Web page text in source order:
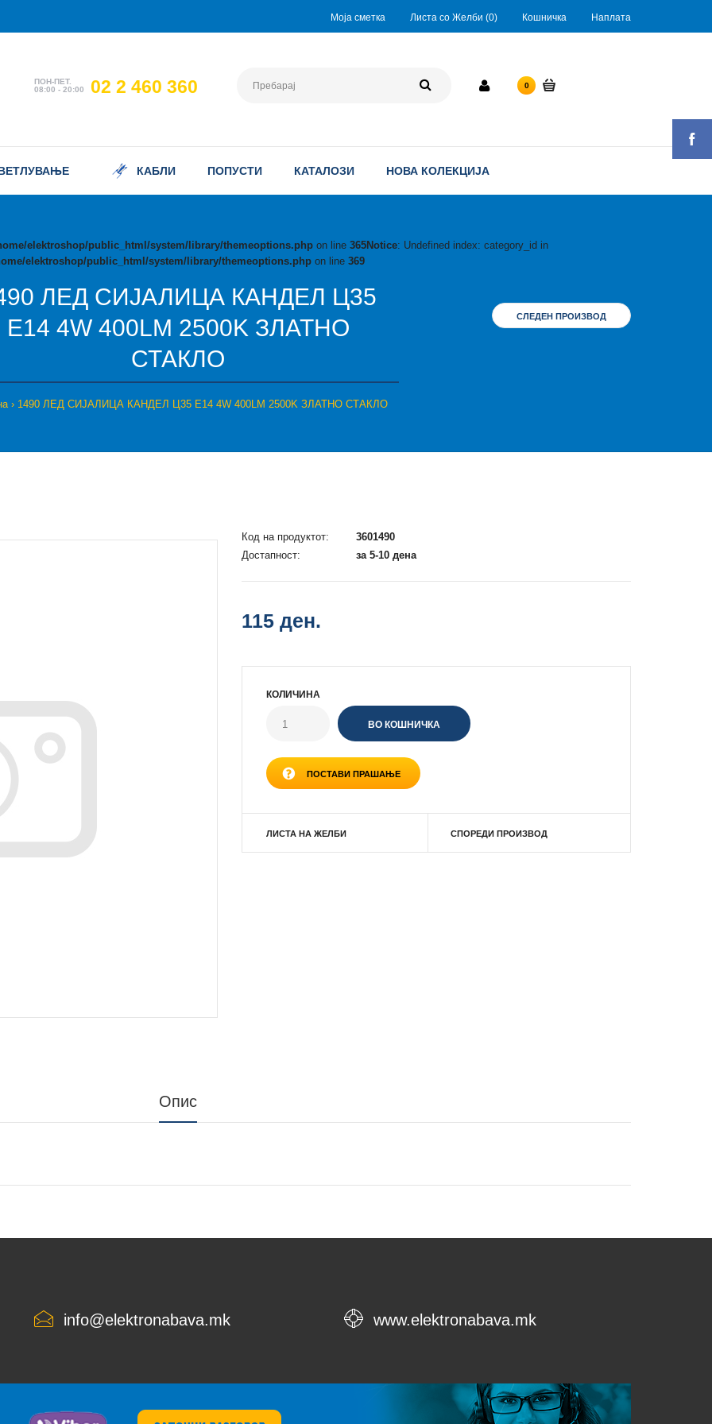
Моја сметка Листа со Желби (0) Кошничка Наплата
ПОН-ПЕТ.
08:00 - 20:00
02 2 460 360 0
КАБЛИ ПОПУСТИ КАТАЛОЗИ НОВА КОЛЕКЦИЈА
elektroshop/public_html/system/library/themeoptions.php on line 365Notice: Undefined index: category_id in
elektroshop/public_html/system/library/themeoptions.php on line 369
ЛЕД СИЈАЛИЦА КАНДЕЛ Ц35
Е14 4W 400LM 2500K ЗЛАТНО
СТАКЛО
1490 ЛЕД СИЈАЛИЦА КАНДЕЛ Ц35 Е14 4W 400LM 2500K ЗЛАТНО СТАКЛО
СЛЕДЕН ПРОИЗВОД
Код на продуктот:
3601490
Достапност:
за 5-10 дена
115 ден.
КОЛИЧИНА
ПОСТАВИ ПРАШАЊЕ
ЛИСТА НА ЖЕЛБИ СПОРЕДИ ПРОИЗВОД
Опис
info@elektronabava.mk www.elektronabava.mk